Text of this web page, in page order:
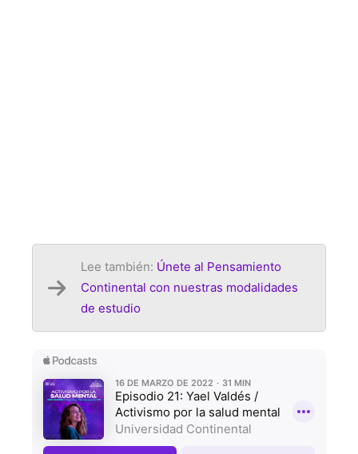
Lee también: Únete al Pensamiento
Continental con nuestras modalidades
de estudio